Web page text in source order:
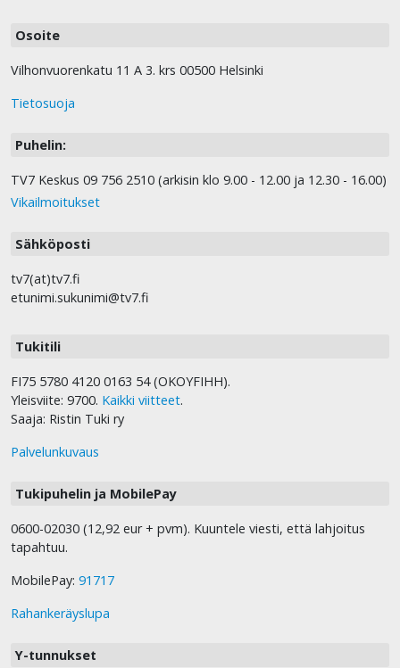
Osoite
Vilhonvuorenkatu 11 A 3. krs 00500 Helsinki
Tietosuoja
Puhelin:
TV7 Keskus 09 756 2510 (arkisin klo 9.00 - 12.00 ja 12.30 - 16.00)
Vikailmoitukset
Sähköposti
tv7(at)tv7.fi
etunimi.sukunimi@tv7.fi
Tukitili
FI75 5780 4120 0163 54 (OKOYFIHH).
Yleisviite: 9700. Kaikki viitteet.
Saaja: Ristin Tuki ry
Palvelunkuvaus
Tukipuhelin ja MobilePay
0600-02030 (12,92 eur + pvm). Kuuntele viesti, että lahjoitus
tapahtuu.
MobilePay: 91717
Rahankeräyslupa
Y-tunnukset